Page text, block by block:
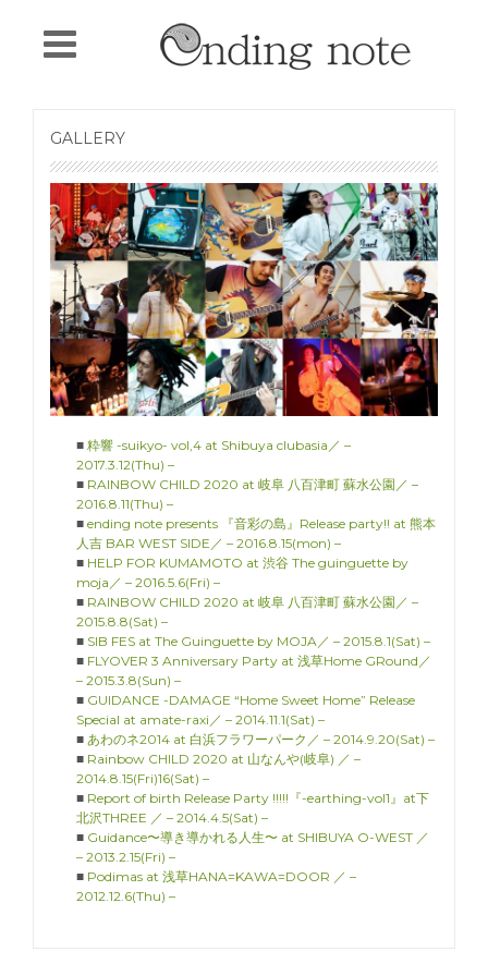
GALLERY
■ 粋響 -suikyo- vol,4 at Shibuya clubasia／ –
2017.3.12(Thu) –
■ RAINBOW CHILD 2020 at 岐阜 八百津町 蘇水公園／ –
2016.8.11(Thu) –
■ ending note presents 『音彩の島』Release party!! at 熊本
人吉 BAR WEST SIDE／ – 2016.8.15(mon) –
■ HELP FOR KUMAMOTO at 渋谷 The guinguette by
moja／ – 2016.5.6(Fri) –
■ RAINBOW CHILD 2020 at 岐阜 八百津町 蘇水公園／ –
2015.8.8(Sat) –
■ SIB FES at The Guinguette by MOJA／ – 2015.8.1(Sat) –
■ FLYOVER 3 Anniversary Party at 浅草Home GRound／
– 2015.3.8(Sun) –
■ GUIDANCE -DAMAGE “Home Sweet Home” Release
Special at amate-raxi／ – 2014.11.1(Sat) –
■ あわのネ2014 at 白浜フラワーパーク／ – 2014.9.20(Sat) –
■ Rainbow CHILD 2020 at 山なんや(岐阜) ／ –
2014.8.15(Fri)16(Sat) –
■ Report of birth Release Party !!!!!『-earthing-vol1』at下
北沢THREE ／ – 2014.4.5(Sat) –
■ Guidance〜導き導かれる人生〜 at SHIBUYA O-WEST ／
– 2013.2.15(Fri) –
■ Podimas at 浅草HANA=KAWA=DOOR ／ –
2012.12.6(Thu) –